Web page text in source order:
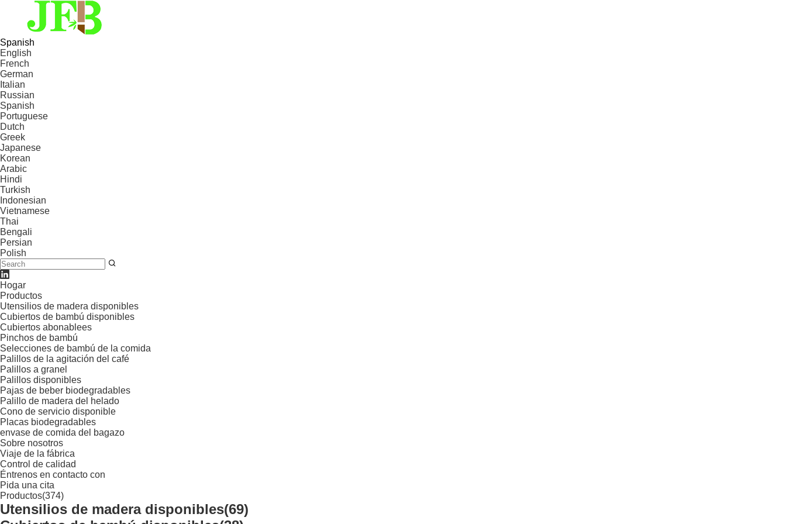
Spanish
English
French
German
Italian
Russian
Spanish
Portuguese
Dutch
Greek
Japanese
Korean
Arabic
Hindi
Turkish
Indonesian
Vietnamese
Thai
Bengali
Persian
Polish
Hogar
Productos
Utensilios de madera disponibles
Cubiertos de bambú disponibles
Cubiertos abonablees
Pinchos de bambú
Selecciones de bambú de la comida
Palillos de la agitación del café
Palillos a granel
Palillos disponibles
Pajas de beber biodegradables
Palillo de madera del helado
Cono de servicio disponible
Placas biodegradables
envase de comida del bagazo
Sobre nosotros
Viaje de la fábrica
Control de calidad
Éntrenos en contacto con
Pida una cita
Productos(374)
Utensilios de madera disponibles(69)